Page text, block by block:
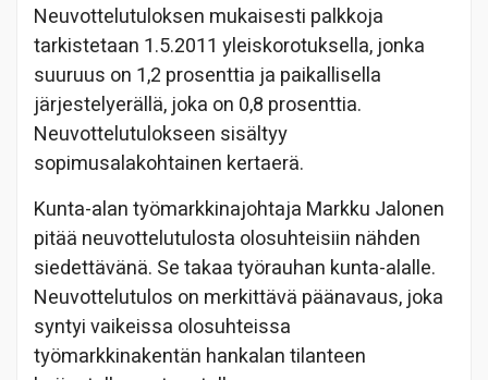
Neuvottelutuloksen mukaisesti palkkoja
tarkistetaan 1.5.2011 yleiskorotuksella, jonka
suuruus on 1,2 prosenttia ja paikallisella
järjestelyerällä, joka on 0,8 prosenttia.
Neuvottelutulokseen sisältyy
sopimusalakohtainen kertaerä.
Kunta-alan työmarkkinajohtaja Markku Jalonen
pitää neuvottelutulosta olosuhteisiin nähden
siedettävänä. Se takaa työrauhan kunta-alalle.
Neuvottelutulos on merkittävä päänavaus, joka
syntyi vaikeissa olosuhteissa
työmarkkinakentän hankalan tilanteen